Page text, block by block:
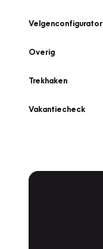
Velgenconfigurator
Overig
Trekhaken
Vakantiecheck